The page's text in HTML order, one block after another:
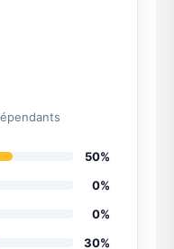
50%
0%
0%
30%